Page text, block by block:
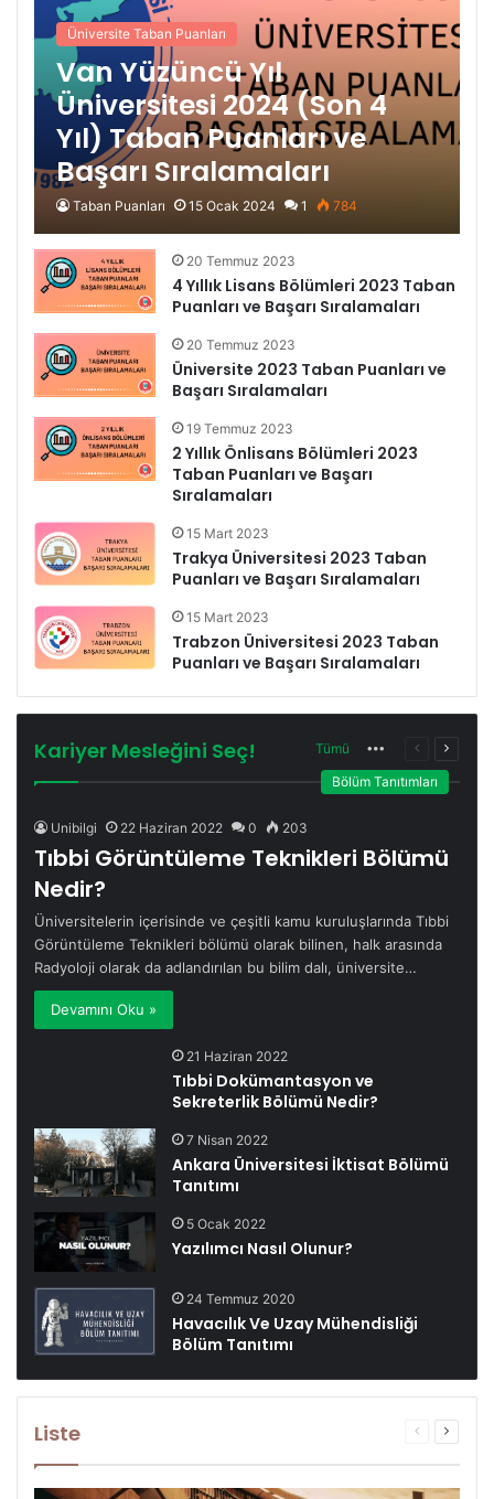
Üniversite Taban Puanları
Van Yüzüncü Yıl
Üniversitesi 2024 (Son 4
Yıl) Taban Puanları ve
Başarı Sıralamaları
Taban Puanları 15 Ocak 2024 1 784
20 Temmuz 2023
4 Yıllık Lisans Bölümleri 2023 Taban
Puanları ve Başarı Sıralamaları
20 Temmuz 2023
Üniversite 2023 Taban Puanları ve
Başarı Sıralamaları
19 Temmuz 2023
2 Yıllık Önlisans Bölümleri 2023
Taban Puanları ve Başarı
Sıralamaları
15 Mart 2023
Trakya Üniversitesi 2023 Taban
Puanları ve Başarı Sıralamaları
15 Mart 2023
Trabzon Üniversitesi 2023 Taban
Puanları ve Başarı Sıralamaları
Kariyer Mesleğini Seç! Tümü More Önceki
sayfa
Bölüm Tanıtımları
Unibilgi 22 Haziran 2022 0 203
Tıbbi Görüntüleme Teknikleri Bölümü
Nedir?
Üniversitelerin içerisinde ve çeşitli kamu kuruluşlarında Tıbbi
Görüntüleme Teknikleri bölümü olarak bilinen, halk arasında
Radyoloji olarak da adlandırılan bu bilim dalı, üniversite…
Devamını Oku »
21 Haziran 2022
Tıbbi Dokümantasyon ve
Sekreterlik Bölümü Nedir?
7 Nisan 2022
Ankara Üniversitesi İktisat Bölümü
Tanıtımı
5 Ocak 2022
Yazılımcı Nasıl Olunur?
24 Temmuz 2020
Havacılık Ve Uzay Mühendisliği
Bölüm Tanıtımı
Liste
Önceki